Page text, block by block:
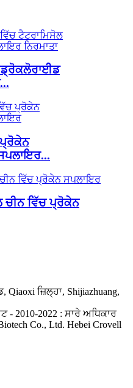
ਪ੍ਰੋਕੇਨ
ਚੀਨ ਵਿੱਚ ਪ੍ਰੋਕੇਨ
Qiaoxi ਜ਼ਿਲ੍ਹਾ, Shijiazhuang,
- 2010-2022 : ਸਾਰੇ ਅਧਿਕਾਰ
Co., Ltd. Hebei Crovell